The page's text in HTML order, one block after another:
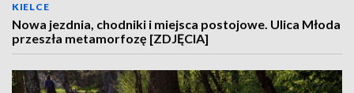
KIELCE
Nowa jezdnia, chodniki i miejsca postojowe. Ulica Młoda
przeszła metamorfozę [ZDJĘCIA]